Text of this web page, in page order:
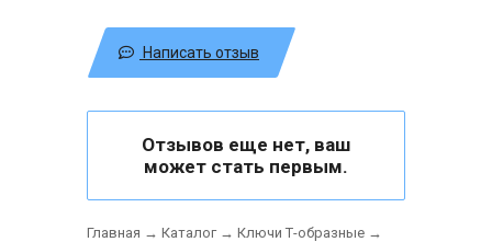
Написать отзыв
Отзывов еще нет, ваш
может стать первым.
Главная → Каталог→ Ключи Т-образные →